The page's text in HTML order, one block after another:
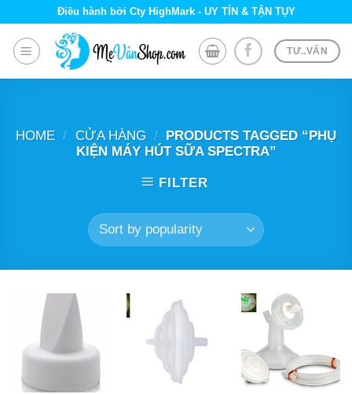
content
Điều hành bởi Cty HighMark - UY TÍN & TẬN TỤY
TƯ..VẤN
HOME / CỬA HÀNG / PRODUCTS TAGGED “PHỤ
KIỆN MÁY HÚT SỮA SPECTRA”
FILTER